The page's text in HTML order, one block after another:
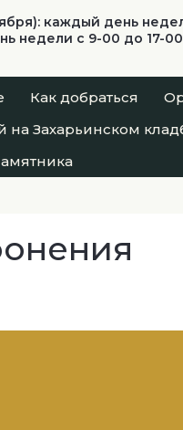
каждый день
недели с 9-00 до 17-
Как добраться
на Захарьинском